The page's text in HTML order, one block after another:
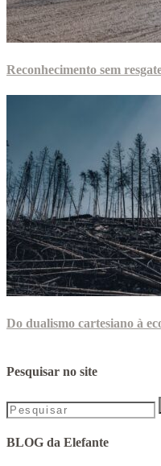
Reconhecimento sem
Do dualismo cartesiano à
Pesquisar no site
BLOG da Elefante